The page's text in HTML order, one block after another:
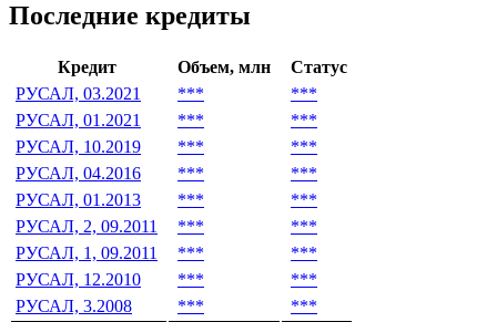
Последние кредиты
Кредит Объем, млн
Статус
РУСАЛ, 03.2021
***
***
РУСАЛ, 01.2021
***
***
РУСАЛ, 10.2019
***
***
РУСАЛ, 04.2016
***
***
РУСАЛ, 01.2013
***
***
РУСАЛ, 2, 09.2011
***
***
РУСАЛ, 1, 09.2011
***
***
РУСАЛ, 12.2010
***
***
РУСАЛ, 3.2008
***
***